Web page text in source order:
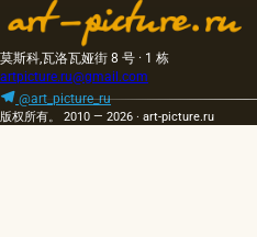
莫斯科,瓦洛瓦娅街 8 号 · 1 栋
artpicture.ru@gmail.com
@art_picture_ru
版权所有。 2010 — 2026 · art-picture.ru